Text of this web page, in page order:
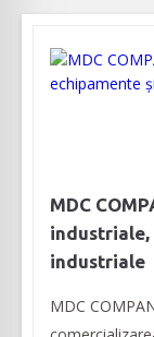
MDC
industriale,
industriale
MDC